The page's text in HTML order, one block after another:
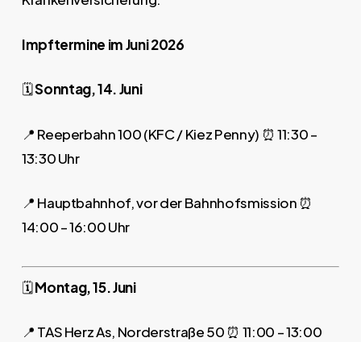
Impftermine im Juni 2026
🗓️Sonntag, 14. Juni
📍 Reeperbahn 100 (KFC / Kiez Penny) ⏰ 11:30 –
13:30 Uhr
📍 Hauptbahnhof, vor der Bahnhofsmission ⏰
14:00 – 16:00 Uhr
🗓️Montag, 15. Juni
📍 TAS Herz As, Norderstraße 50 ⏰ 11:00 – 13:00